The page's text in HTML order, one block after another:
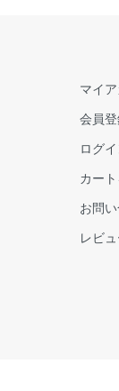
マイ
会員
ログ
カー
お問
レビ